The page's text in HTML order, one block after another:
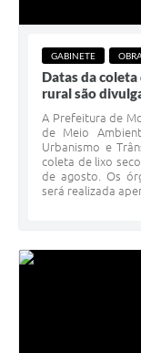
GABINETE
Datas da
rural são
A Prefeitura de
de Meio
Urbanismo e
coleta de lixo
de agosto. Os
será realizada